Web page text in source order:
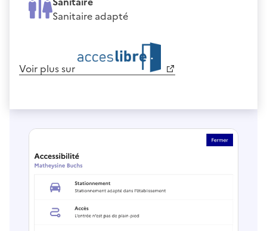
Sanitaire adapté
Voir plus sur